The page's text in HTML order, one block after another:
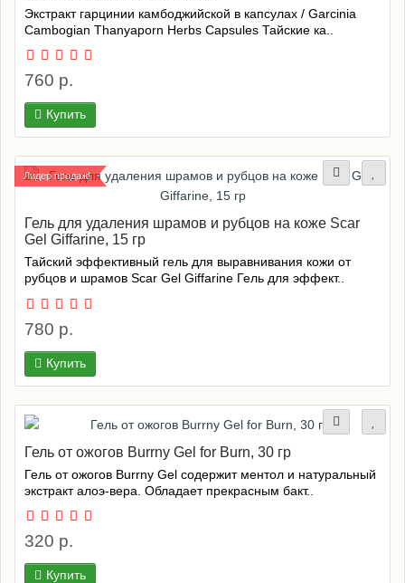
Экстракт гарцинии камбоджийской в капсулах / Garcinia
Cambogian Thanyaporn Herbs Capsules Тайские ка..
760 р.
Купить
Лидер продаж!
Гель для удаления шрамов и рубцов на коже Scar
Gel Giffarine, 15 гр
Тайский эффективный гель для выравнивания кожи от
рубцов и шрамов Scar Gel Giffarine Гель для эффект..
780 р.
Купить
Гель от ожогов Burrny Gel for Burn, 30 гр
Гель от ожогов Burrny Gel содержит ментол и натуральный
экстракт алоэ-вера. Обладает прекрасным бакт..
320 р.
Купить